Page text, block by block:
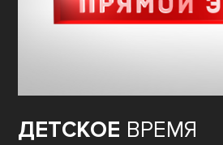
ДЕТСКОЕ ВРЕМЯ